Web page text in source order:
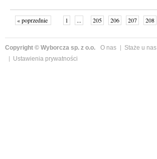
« poprzednie 1 ... 205 206 207 208
Copyright © Wyborcza sp. z o.o. O nas Staże u nas
Ustawienia prywatności